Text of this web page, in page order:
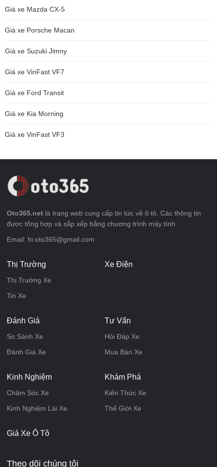
Giá xe Mazda CX-5
Giá xe Porsche Macan
Giá xe Suzuki Jimny
Giá xe VinFast VF7
Giá xe Ford Transit
Giá xe Kia Morning
Giá xe VinFast VF3
Oto365.net là trang web cung cấp tin tức về ô tô. Các thông tin
được tổng hợp và sắp xếp bằng chương trình máy tính
Email: hi.oto365@gmail.com
Thị Trường
Thị Trường Xe
Tin Xe
Xe Điện
Đánh Giá
So Sánh Xe
Đánh Giá Xe
Tư Vấn
Hỏi Đáp Xe
Mua Bán Xe
Kinh Nghiệm
Chăm Sóc Xe
Kinh Nghiệm Lái Xe
Khám Phá
Kiến Thức Xe
Thế Giới Xe
Giá Xe Ô Tô
Theo dõi chúng tôi